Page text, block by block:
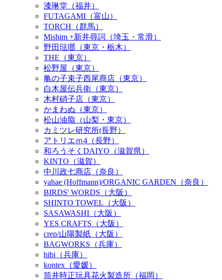
漆琳堂（福井）
FUTAGAMI（富山）
TORCH（群馬）
Mishim +新井尋詞（埼玉・常滑）
野田琺瑯（東京・栃木）
THE（東京）
松野屋（東京）
亀の子束子西尾商店（東京）
白木屋伝兵衛（東京）
木村硝子店（東京）
かまわぬ（東京）
松山油脂（山梨・東京）
カミツレ研究所(長野）
アトリエｍ4（長野）
和ろうそくDAIYO（滋賀県）
KINTO（滋賀）
中川政七商店（奈良）
yahae (Hoffmann)/ORGANIC GARDEN（奈良）
BIRDS' WORDS（大阪）
SHINTO TOWEL（大阪）
SASAWASHI（大阪）
YES CRAFTS（大阪）
crep/山陽製紙（大阪）
BAGWORKS（兵庫）
hibi（兵庫）
kontex（愛媛）
筒井時正玩具花火製造所（福岡）